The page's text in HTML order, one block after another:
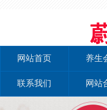
网站首页 养生
联系我们 网站